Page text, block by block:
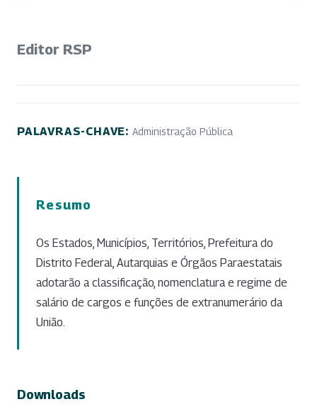
Editor RSP
PALAVRAS-CHAVE: Administração Pública
Resumo
Os Estados, Municípios, Territórios, Prefeitura do
Distrito Federal, Autarquias e Órgãos Paraestatais
adotarão a classificação, nomenclatura e regime de
salário de cargos e funções de extranumerário da
União.
Downloads